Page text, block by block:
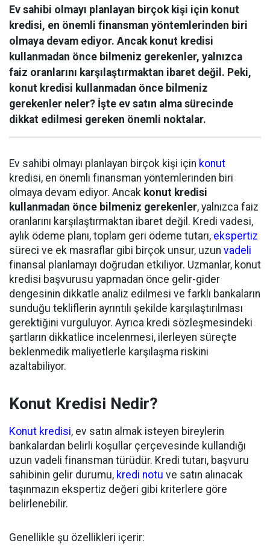
Ev sahibi olmayı planlayan birçok kişi için konut
kredisi, en önemli finansman yöntemlerinden biri
olmaya devam ediyor. Ancak konut kredisi
kullanmadan önce bilmeniz gerekenler, yalnızca
faiz oranlarını karşılaştırmaktan ibaret değil. Peki,
konut kredisi kullanmadan önce bilmeniz
gerekenler neler? İşte ev satın alma sürecinde
dikkat edilmesi gereken önemli noktalar.
Ev sahibi olmayı planlayan birçok kişi için konut
kredisi, en önemli finansman yöntemlerinden biri
olmaya devam ediyor. Ancak konut kredisi
kullanmadan önce bilmeniz gerekenler, yalnızca faiz
oranlarını karşılaştırmaktan ibaret değil. Kredi vadesi,
aylık ödeme planı, toplam geri ödeme tutarı, ekspertiz
süreci ve ek masraflar gibi birçok unsur, uzun vadeli
finansal planlamayı doğrudan etkiliyor. Uzmanlar, konut
kredisi başvurusu yapmadan önce gelir-gider
dengesinin dikkatle analiz edilmesi ve farklı bankaların
sunduğu tekliflerin ayrıntılı şekilde karşılaştırılması
gerektiğini vurguluyor. Ayrıca kredi sözleşmesindeki
şartların dikkatlice incelenmesi, ilerleyen süreçte
beklenmedik maliyetlerle karşılaşma riskini
azaltabiliyor.
Konut Kredisi Nedir?
Konut kredisi, ev satın almak isteyen bireylerin
bankalardan belirli koşullar çerçevesinde kullandığı
uzun vadeli finansman türüdür. Kredi tutarı, başvuru
sahibinin gelir durumu, kredi notu ve satın alınacak
taşınmazın ekspertiz değeri gibi kriterlere göre
belirlenebilir.
Genellikle şu özellikleri içerir: